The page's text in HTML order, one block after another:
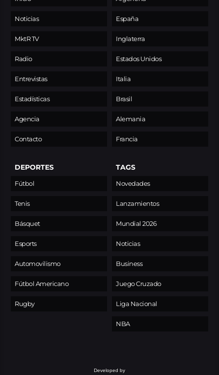
Noticias
MktR TV
Radio
Entrevistas
Estadísticas
Agencia
Contacto
España
Inglaterra
Estados Unidos
Italia
Brasil
Alemania
Francia
DEPORTES
Fútbol
Tenis
Básquet
Esports
Automovilismo
Fútbol Americano
Rugby
TAGS
Novedades
Lanzamientos
Mundial 2026
Noticias
Business
Juego Cruzado
Liga Nacional
NBA
Developed by